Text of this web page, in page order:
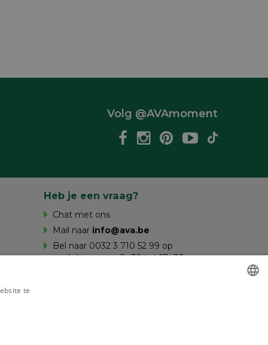
Volg @AVAmoment
Heb je een vraag?
Chat met ons
Mail naar info@ava.be
Bel naar 0032 3 710 52 99 op
werkdagen van 8u30 tot 17u30 en op
te